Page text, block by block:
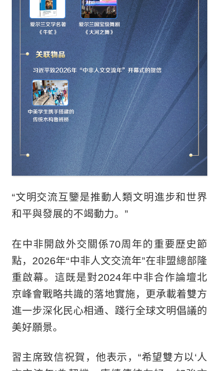
“文明交流互鑒是推動人類文明進步和世界
和平與發展的不竭動力。”
在中非開啟外交關係70周年的重要歷史節
點，2026年“中非人文交流年”在非盟總部隆
重啟幕。這既是對2024年中非合作論壇北
京峰會戰略共識的落地實施，更承載着雙方
進一步深化民心相通、踐行全球文明倡議的
美好願景。
習主席致信祝賀，他表示，“希望雙方以‘人